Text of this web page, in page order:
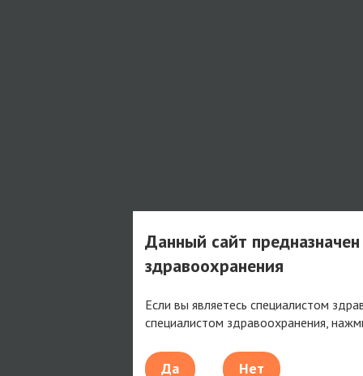
Данный сайт
здравоохранения
Если вы являетесь специалистом
специалистом здравоохранения,
Да Нет